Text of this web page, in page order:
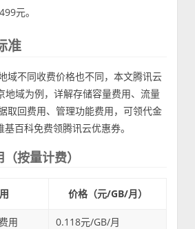
元。
准
域不同收费价格也不同，本文腾讯云
域为例，详解存储容量费用、流量
取回费用、管理功能费用，可领代金
基百科免费领腾讯云优惠券。
按量计费）
价格（元/GB/月）
用
0.118元/GB/月